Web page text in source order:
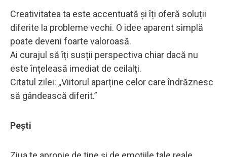
Creativitatea ta este accentuată și îți oferă soluții
diferite la probleme vechi. O idee aparent simplă
poate deveni foarte valoroasă.
Ai curajul să îți susții perspectiva chiar dacă nu
este înțeleasă imediat de ceilalți.
Citatul zilei: „Viitorul aparține celor care îndrăznesc
să gândească diferit.”
Pești